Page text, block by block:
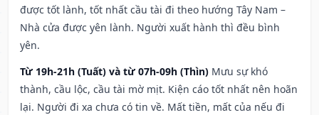
được tốt lành, tốt nhất cầu tài đi theo hướng Tây Nam –
Nhà cửa được yên lành. Người xuất hành thì đều bình
yên.
Từ 19h-21h (Tuất) và từ 07h-09h (Thìn) Mưu sự khó
thành, cầu lộc, cầu tài mờ mịt. Kiện cáo tốt nhất nên hoãn
lại. Người đi xa chưa có tin về. Mất tiền, mất của nếu đi